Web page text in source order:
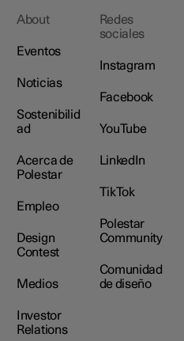
About
Eventos
Noticias
Sostenibilid
ad
Acerca de
Polestar
Empleo
Design
Contest
Medios
Investor
Relations
Redes
sociales
Instagram
Facebook
YouTube
LinkedIn
TikTok
Polestar
Community
Comunidad
de diseño